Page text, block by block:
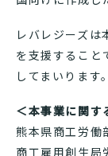
レバレジーズは
を支援すること
してまいります。
＜本事業に関す
熊本県商工労働
商工雇用創生局